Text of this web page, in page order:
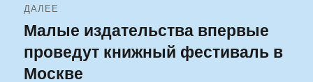
ДАЛЕЕ
Следующая
запись:
Малые издательства впервые
проведут книжный фестиваль в
Москве